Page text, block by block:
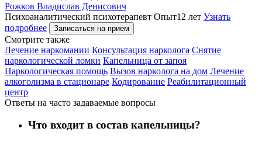
Рожков Владислав Денисович
Психоаналитический психотерапевт Опыт12 лет Узнать
подробнее
Записаться на прием
Cмотрите также
Лечение наркомании Консультация нарколога Снятие
наркологической ломки Капельница от запоя
Наркологическая помощь Вызов нарколога на дом Лечение
алкоголизма в стационаре Кодирование Реабилитационный
центр
Ответы на часто задаваемые вопросы
Что входит в состав капельницы?